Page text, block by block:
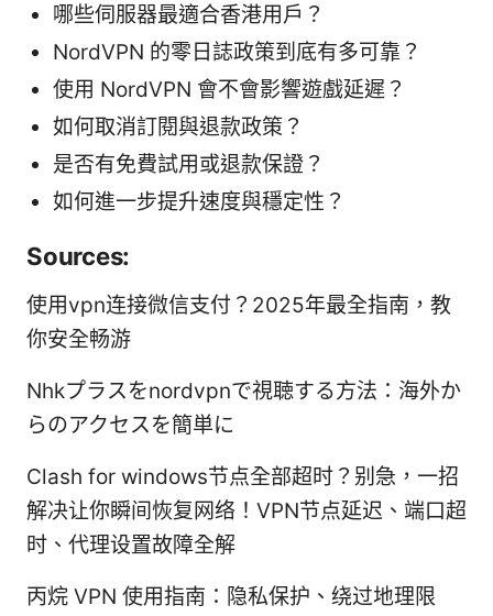
哪些伺服器最適合香港用戶？
NordVPN 的零日誌政策到底有多可靠？
使用 NordVPN 會不會影響遊戲延遲？
如何取消訂閱與退款政策？
是否有免費試用或退款保證？
如何進一步提升速度與穩定性？
Sources:
使用vpn连接微信支付？2025年最全指南，教
你安全畅游
Nhkプラスをnordvpnで視聴する方法：海外か
らのアクセスを簡単に
Clash for windows节点全部超时？别急，一招
解决让你瞬间恢复网络！VPN节点延迟、端口超
时、代理设置故障全解
丙烷 VPN 使用指南：隐私保护、绕过地理限